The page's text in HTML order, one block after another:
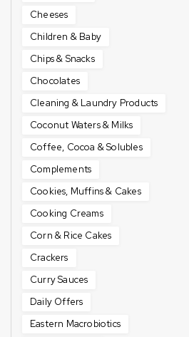
Cheeses
Children & Baby
Chips & Snacks
Chocolates
Cleaning & Laundry Products
Coconut Waters & Milks
Coffee, Cocoa & Solubles
Complements
Cookies, Muffins & Cakes
Cooking Creams
Corn & Rice Cakes
Crackers
Curry Sauces
Daily Offers
Eastern Macrobiotics